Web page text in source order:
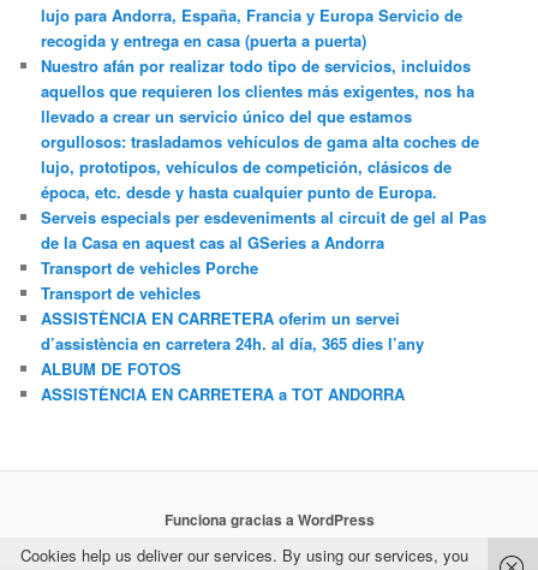
lujo para Andorra, España, Francia y Europa Servicio de
recogida y entrega en casa (puerta a puerta)
Nuestro afán por realizar todo tipo de servicios, incluidos
aquellos que requieren los clientes más exigentes, nos ha
llevado a crear un servicio único del que estamos
orgullosos: trasladamos vehículos de gama alta coches de
lujo, prototipos, vehículos de competición, clásicos de
época, etc. desde y hasta cualquier punto de Europa.
Serveis especials per esdeveniments al circuit de gel al Pas
de la Casa en aquest cas al GSeries a Andorra
Transport de vehicles Porche
Transport de vehicles
ASSISTÈNCIA EN CARRETERA oferim un servei
d’assistència en carretera 24h. al día, 365 dies l’any
ALBUM DE FOTOS
ASSISTÈNCIA EN CARRETERA a TOT ANDORRA
Funciona gracias a WordPress
Cookies help us deliver our services. By using our services, you